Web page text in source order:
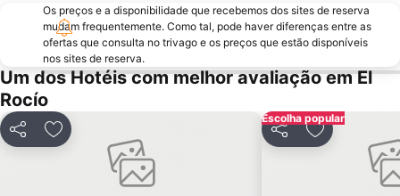
Doñana Hípica El Pasodoble
Fiesta del mosto y la aceituna fina del Aljarafe
Paraje Natural de las Marismas del Odiel
La Regla
Mesas de Asta
Tablada
Os preços e a disponibilidade que recebemos dos sites de reserva
mudam frequentemente. Como tal, pode haver diferenças entre as
ofertas que consulta no trivago e os preços que estão disponíveis
nos sites de reserva.
Um dos Hotéis com melhor avaliação em El
Rocío
PartilharAdicionar aos favoritos
Escolha popular
PartilharAdicionar